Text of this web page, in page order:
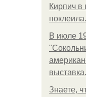
Кирпич в
поклеила.
В июле
выставка.
Знаете,